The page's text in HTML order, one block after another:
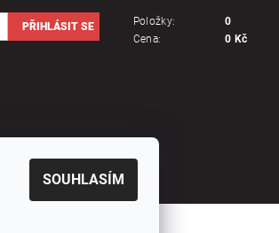
Položky:
Cena:
0
0 Kč
SOUHLASÍM